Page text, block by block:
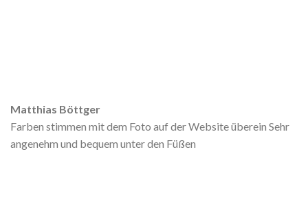
Matthias Böttger
Farben stimmen mit dem Foto auf der Website überein Sehr
angenehm und bequem unter den Füßen